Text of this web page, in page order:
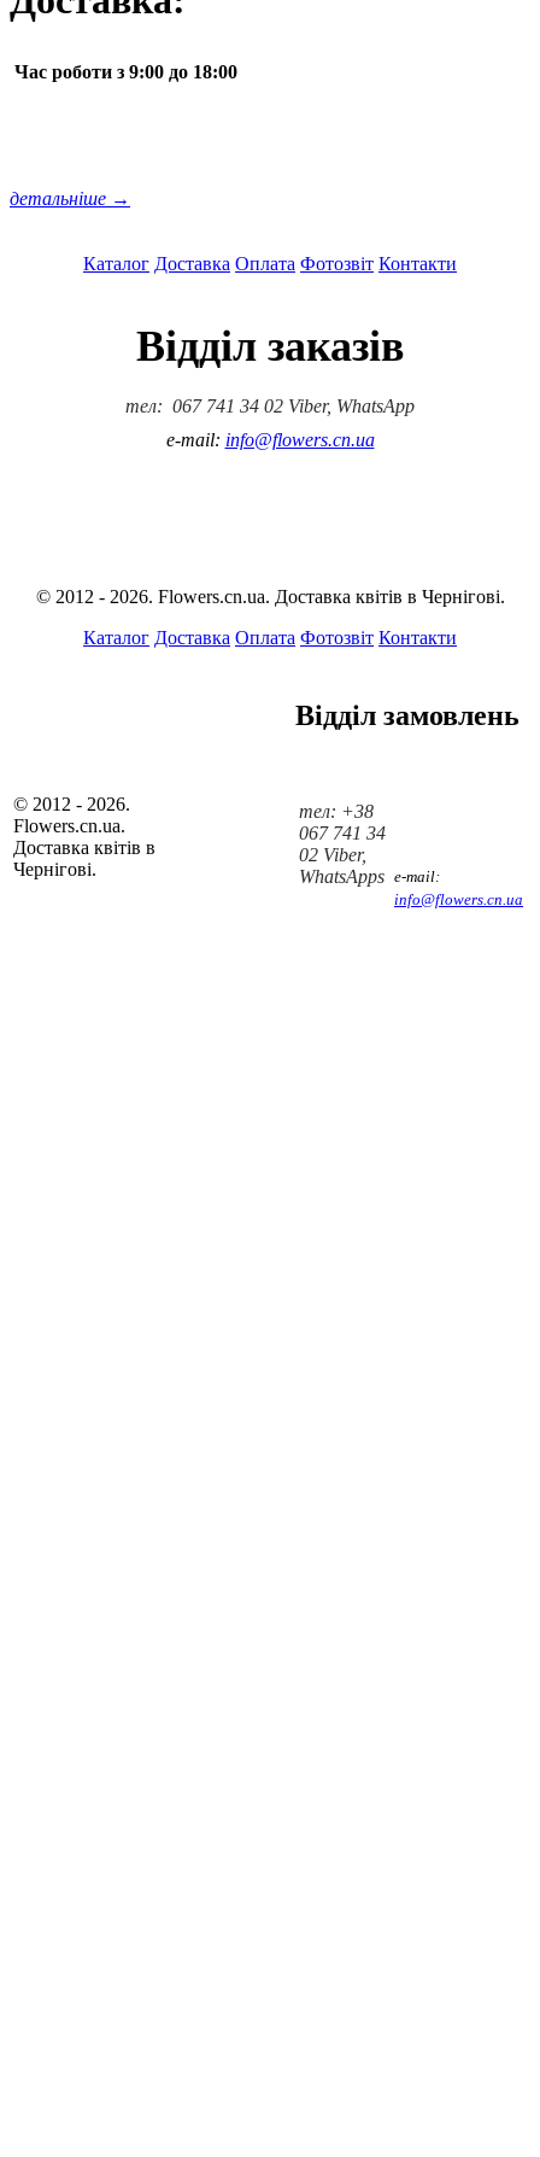
Час роботи з 9:00 до 18:00
детальніше →
Каталог Доставка Оплата Фотозвіт Контакти
Відділ заказів
тел: 067 741 34 02 Viber, WhatsApp
e-mail: info@flowers.cn.ua
© 2012 - 2026. Flowers.cn.ua. Доставка квітів в Чернігові.
Каталог Доставка Оплата Фотозвіт Контакти
© 2012 - 2026.
Flowers.cn.ua.
Доставка квітів в
Чернігові.
Відділ замовлень
тел: +38
067 741 34
02 Viber,
WhatsApps e-mail:
info@flowers.cn.ua